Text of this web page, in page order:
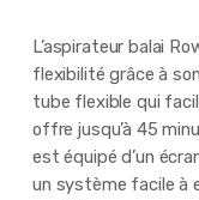
L’aspirateur balai
flexibilité grâce à
tube flexible qui
offre jusqu’à 45
est équipé d’un
un système facile à